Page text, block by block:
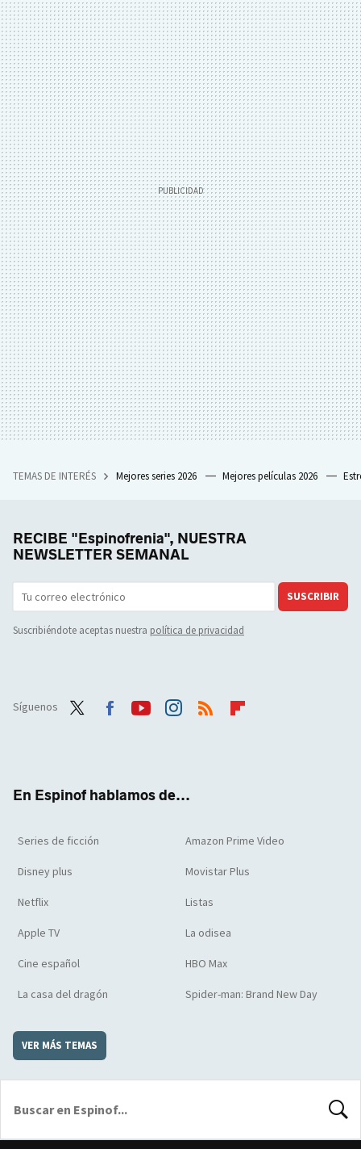
TEMAS DE INTERÉS Mejores series 2026 Mejores películas 2026
RECIBE "Espinofrenia", NUESTRA
NEWSLETTER SEMANAL
SUSCRIBIR
Suscribiéndote aceptas nuestra política de privacidad
Síguenos
En Espinof hablamos de...
Series de ficción Amazon Prime Video
Disney plus Movistar Plus
Netflix Listas
Apple TV La odisea
Cine español HBO Max
La casa del dragón Spider-man: Brand New Day
VER MÁS TEMAS